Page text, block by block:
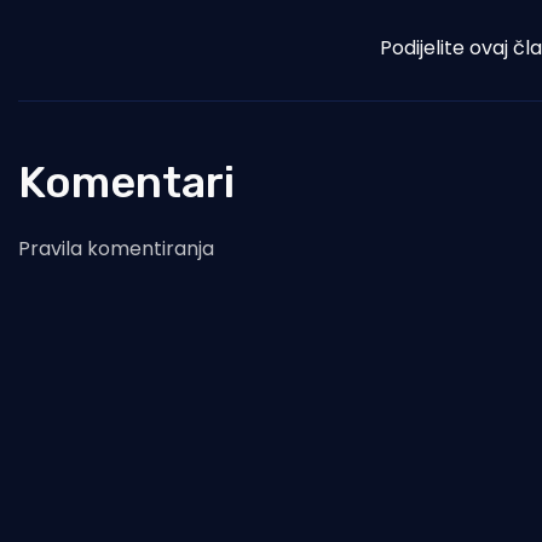
Podijelite ovaj
Komentari
Pravila komentiranja